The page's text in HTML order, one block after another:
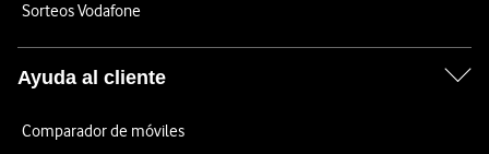
Sorteos Vodafone
Ayuda al cliente
Comparador de móviles